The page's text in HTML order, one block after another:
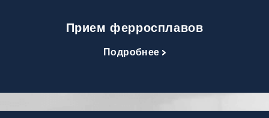
Прием ферросплавов
Подробнее